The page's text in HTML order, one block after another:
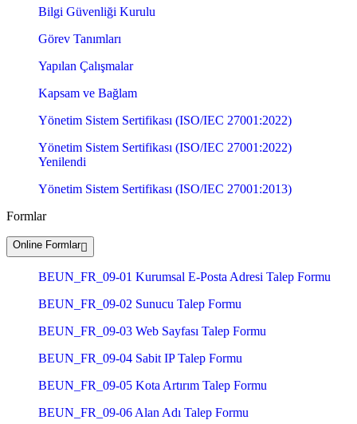
Bilgi Güvenliği Kurulu
Görev Tanımları
Yapılan Çalışmalar
Kapsam ve Bağlam
Yönetim Sistem Sertifikası (ISO/IEC 27001:2022)
Yönetim Sistem Sertifikası (ISO/IEC 27001:2022)
Yenilendi
Yönetim Sistem Sertifikası (ISO/IEC 27001:2013)
Formlar
Online Formlar
BEUN_FR_09-01 Kurumsal E-Posta Adresi Talep Formu
BEUN_FR_09-02 Sunucu Talep Formu
BEUN_FR_09-03 Web Sayfası Talep Formu
BEUN_FR_09-04 Sabit IP Talep Formu
BEUN_FR_09-05 Kota Artırım Talep Formu
BEUN_FR_09-06 Alan Adı Talep Formu